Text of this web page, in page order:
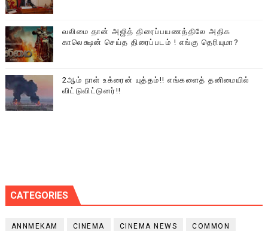
வலிமை தான் அஜித் திரைப்பயணத்திலே அதிக
காலெக்ஷன் செய்த திரைப்படம் ! எங்கு தெரியுமா?
2ஆம் நாள் உக்ரைன் யுத்தம்!! எங்களைத் தனிமையில்
விட்டுவிட்டுனர்!!
CATEGORIES
ANNMEKAM CINEMA CINEMA NEWS COMMON